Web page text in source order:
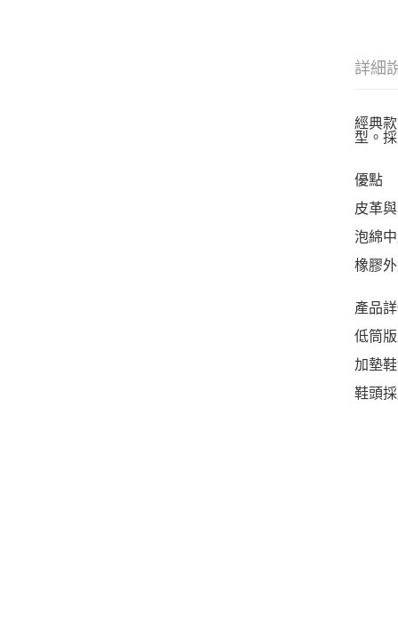
詳細
經典
型。
優點
皮革
泡綿
橡膠
產品
低筒
加墊
鞋頭